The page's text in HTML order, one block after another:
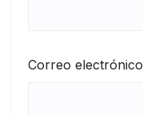
Correo electrónico